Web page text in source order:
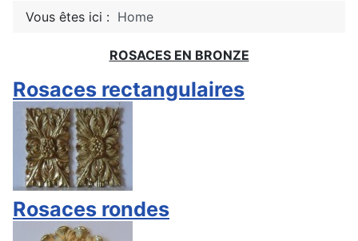
Vous êtes ici : Home
ROSACES EN BRONZE
Rosaces rectangulaires
Rosaces rondes